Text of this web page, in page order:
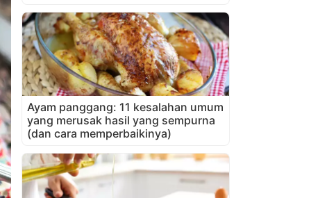
Ayam panggang: 11 kesalahan umum
yang merusak hasil yang sempurna
(dan cara memperbaikinya)